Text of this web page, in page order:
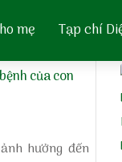
mẹ Tạp chí
của con
hưởng đến